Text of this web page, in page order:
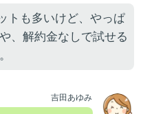
トも多いけど、やっぱ
、解約金なしで試せる
吉田あゆみ